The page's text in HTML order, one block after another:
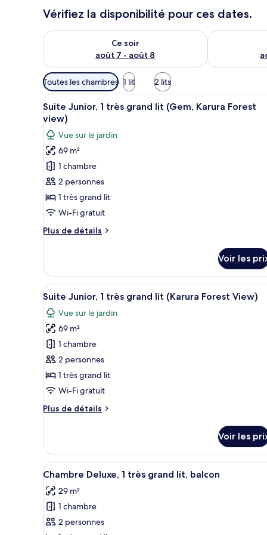
Vérifiez la disponibilité pour ces dates.
Ce soir
août 7 - août 8
Vérifier la disponibilité pour ce soir août 7 - août 8
Vérifier la
Filtres
disponibles
pour
les
chambres
Toutes les chambres 1 lit 2 lits
Afficher
toutes
les
photos
pour
ce
type
de
chambre :
Junior,
grand
lit
(Gem,
Karura
Forest
view)
Un salon moderne avec un
5
Suite Junior, 1 très grand lit (Gem, Karura Forest
view)
Vue sur le jardin
69 m²
1 chambre
2 personnes
1 très grand lit
Wi-Fi gratuit
Plus de détails
Plus
le
type
de
chambre
Suite
Junior,
très
grand
lit
(Gem,
Karura
view)
Voir les
Afficher
toutes
les
photos
pour
ce
type
de
chambre :
Suite
très
grand
lit
(Karura
Forest
View)
Une chambre moderne avec
7
Suite Junior, 1 très grand lit (Karura Forest View)
Vue sur le jardin
69 m²
1 chambre
2 personnes
1 très grand lit
Wi-Fi gratuit
Plus de détails
Plus
le
type
de
Suite
Junior,
très
Voir les
Afficher
toutes
les
photos
pour
Chambre Deluxe, 1 très
6
Chambre Deluxe, 1 très grand lit, balcon
29 m²
1 chambre
2 personnes